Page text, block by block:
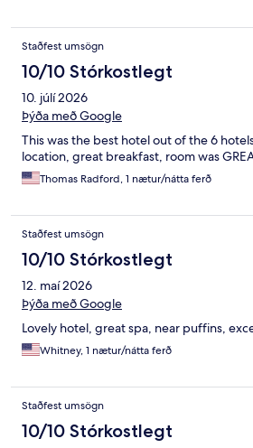
Staðfest umsögn
10/10 Stórkostlegt
10. júlí 2026
Þýða með Google
This was the best hotel out of the 6
location, great breakfast, room was
Thomas Radford, 1 nætur/nátta ferð
Staðfest umsögn
10/10 Stórkostlegt
12. maí 2026
Þýða með Google
Lovely hotel, great spa, near puffins,
Whitney, 1 nætur/nátta ferð
Staðfest umsögn
10/10 Stórkostlegt